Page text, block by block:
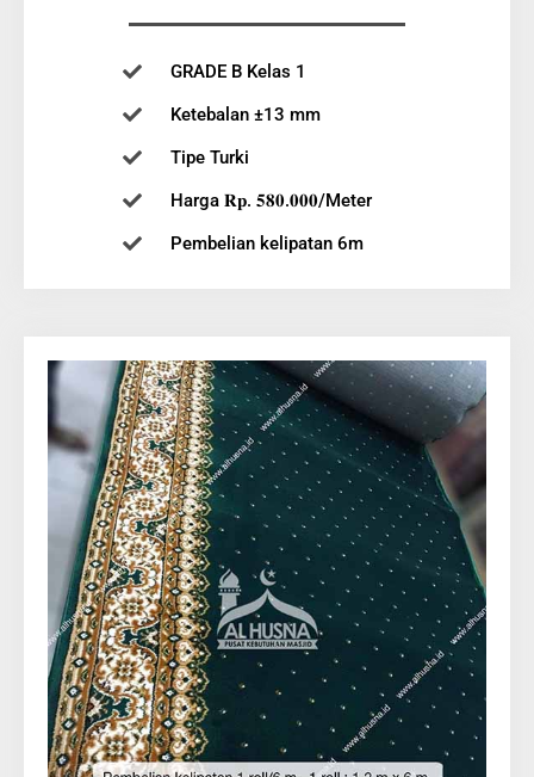
Ketebalan ±13 mm
Tipe Turki
Harga 𝐑𝐩. 𝟓𝟖𝟎.𝟎𝟎𝟎/Meter
Pembelian kelipatan 6m